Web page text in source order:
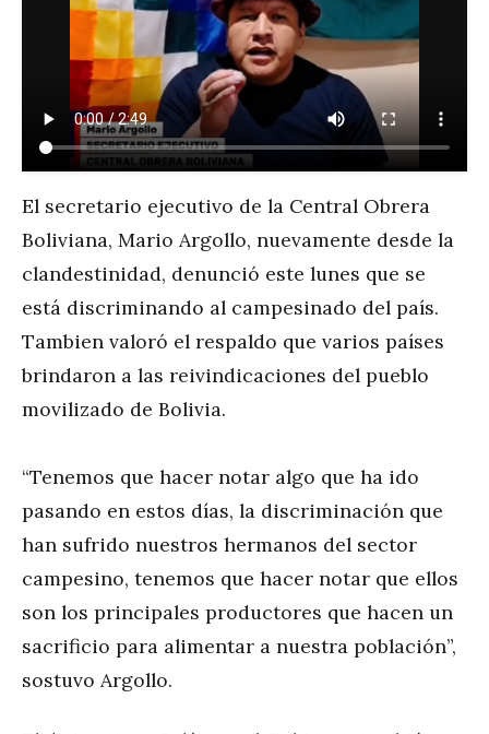
El secretario ejecutivo de la Central Obrera
Boliviana, Mario Argollo, nuevamente desde la
clandestinidad, denunció este lunes que se
está discriminando al campesinado del país.
Tambien valoró el respaldo que varios países
brindaron a las reivindicaciones del pueblo
movilizado de Bolivia.
“Tenemos que hacer notar algo que ha ido
pasando en estos días, la discriminación que
han sufrido nuestros hermanos del sector
campesino, tenemos que hacer notar que ellos
son los principales productores que hacen un
sacrificio para alimentar a nuestra población”,
sostuvo Argollo.